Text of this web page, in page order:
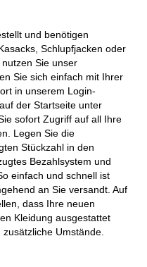
und benötigen
Schlupfjacken oder
Sie unser
Sie sich einfach mit Ihrer
in unserem Login-
der Startseite unter
sofort Zugriff auf all Ihre
Legen Sie die
Stückzahl in den
Bezahlsystem und
einfach und schnell ist
an Sie versandt. Auf
dass Ihre neuen
Kleidung ausgestattet
Umstände.